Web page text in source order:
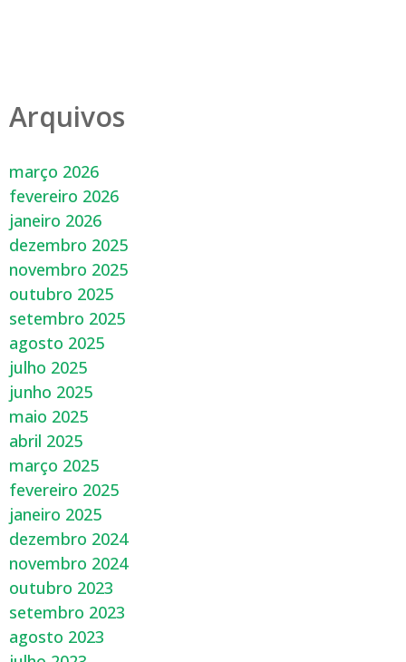
Arquivos
março 2026
fevereiro 2026
janeiro 2026
dezembro 2025
novembro 2025
outubro 2025
setembro 2025
agosto 2025
julho 2025
junho 2025
maio 2025
abril 2025
março 2025
fevereiro 2025
janeiro 2025
dezembro 2024
novembro 2024
outubro 2023
setembro 2023
agosto 2023